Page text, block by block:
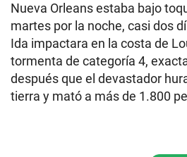
Nueva Orleans estaba bajo
martes por la noche, casi dos
Ida impactara en la costa de
tormenta de categoría 4,
después que el devastador
tierra y mató a más de 1.800